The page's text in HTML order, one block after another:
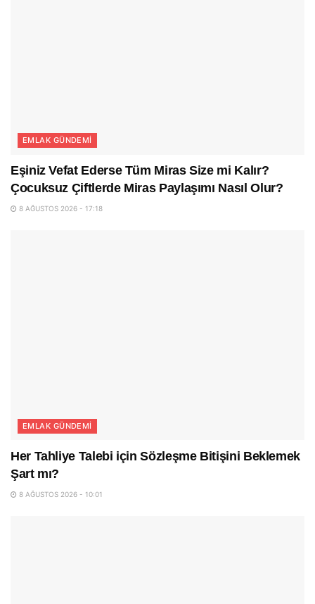
EMLAK GÜNDEMI
Eşiniz Vefat Ederse Tüm Miras Size mi Kalır?
Çocuksuz Çiftlerde Miras Paylaşımı Nasıl Olur?
8 AĞUSTOS 2026 - 17:18
EMLAK GÜNDEMI
Her Tahliye Talebi için Sözleşme Bitişini Beklemek
Şart mı?
8 AĞUSTOS 2026 - 10:01